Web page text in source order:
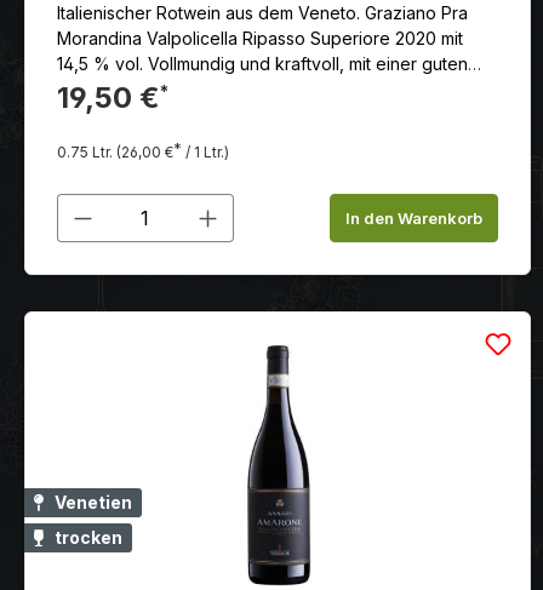
Italienischer Rotwein aus dem Veneto. Graziano Pra
Morandina Valpolicella Ripasso Superiore 2020 mit
14,5 % vol. Vollmundig und kraftvoll, mit einer guten
Balance zwischen Säure und Tanninen. Der Abgang ist
lang und langanhaltend.
19,50 €*
0.75 Ltr. (26,00 €* / 1 Ltr.)
Produkt Anzahl: Gib denIn den Warenkorb
Venetien
trocken